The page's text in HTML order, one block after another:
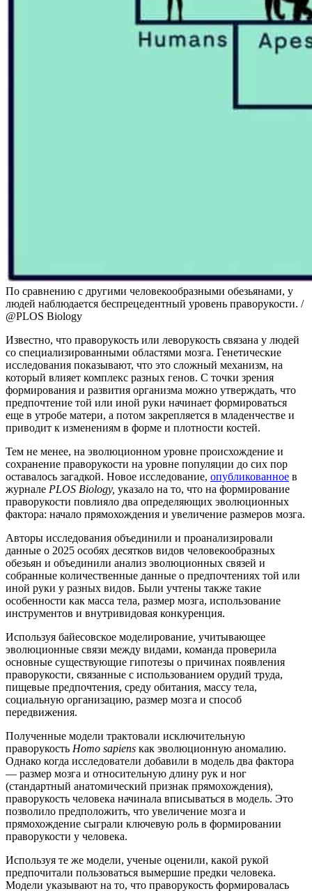
По сравнению с другими человекообразными обезьянами, у
людей наблюдается беспрецедентный уровень праворукости. /
@PLOS Biology
Известно, что праворукость или леворукость связана у людей
со специализированными областями мозга. Генетические
исследования показывают, что это сложный механизм, на
который влияет комплекс разных генов. С точки зрения
формирования и развития организма можно утверждать, что
предпочтение той или иной руки начинает формироваться
еще в утробе матери, а потом закрепляется в младенчестве и
приводит к изменениям в форме и плотности костей.
Тем не менее, на эволюционном уровне происхождение и
сохранение праворукости на уровне популяции до сих пор
оставалось загадкой. Новое исследование, опубликованное в
журнале PLOS Biology, указало на то, что на формирование
праворукости повлияло два определяющих эволюционных
фактора: начало прямохождения и увеличение размеров мозга.
Авторы исследования объединили и проанализировали
данные о 2025 особях десятков видов человекообразных
обезьян и объединили анализ эволюционных связей и
собранные количественные данные о предпочтениях той или
иной руки у разных видов. Были учтены также такие
особенности как масса тела, размер мозга, использование
инструментов и внутривидовая конкуренция.
Используя байесовское моделирование, учитывающее
эволюционные связи между видами, команда проверила
основные существующие гипотезы о причинах появления
праворукости, связанные с использованием орудий труда,
пищевые предпочтения, среду обитания, массу тела,
социальную организацию, размер мозга и способ
передвижения.
Полученные модели трактовали исключительную
праворукость Homo sapiens как эволюционную аномалию.
Однако когда исследователи добавили в модель два фактора
— размер мозга и относительную длину рук и ног
(стандартный анатомический признак прямохождения),
праворукость человека начинала вписываться в модель. Это
позволило предположить, что увеличение мозга и
прямохождение сыграли ключевую роль в формировании
праворукости у человека.
Используя те же модели, ученые оценили, какой рукой
предпочитали пользоваться вымершие предки человека.
Модели указывают на то, что праворукость формировалась